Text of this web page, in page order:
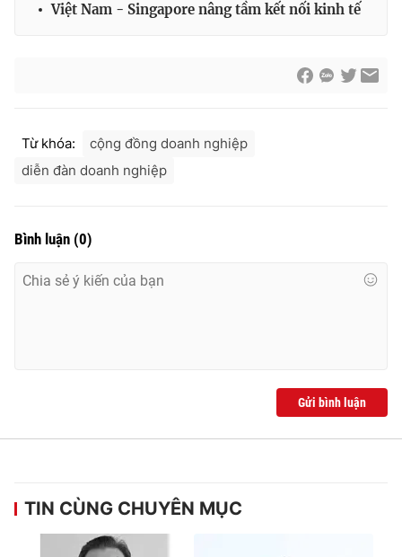
Việt Nam - Singapore nâng tầm kết nối kinh tế
Từ khóa:
cộng đồng doanh nghiệp
diễn đàn doanh nghiệp
Bình luận (0)
Gửi bình luận
TIN CÙNG CHUYÊN MỤC